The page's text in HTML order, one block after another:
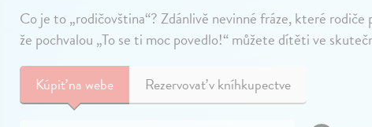
Co je to „rodičovština“? Zdánlivě nevinné fráze, které
že pochvalou „To se ti moc povedlo!“ můžete dítěti ve
Kúpiťna webe Rezervovať v kníhkupectve